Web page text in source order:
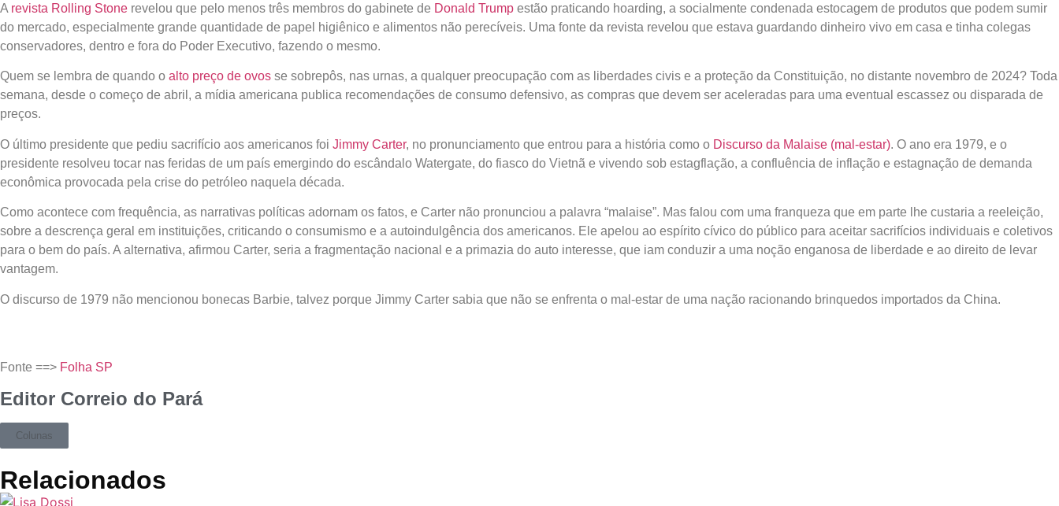
A revista Rolling Stone revelou que pelo menos três membros do gabinete de Donald Trump estão praticando hoarding, a socialmente condenada estocagem de produtos que podem sumir
do mercado, especialmente grande quantidade de papel higiênico e alimentos não perecíveis. Uma fonte da revista revelou que estava guardando dinheiro vivo em casa e tinha colegas
conservadores, dentro e fora do Poder Executivo, fazendo o mesmo.
Quem se lembra de quando o alto preço de ovos se sobrepôs, nas urnas, a qualquer preocupação com as liberdades civis e a proteção da Constituição, no distante novembro de 2024? Toda
semana, desde o começo de abril, a mídia americana publica recomendações de consumo defensivo, as compras que devem ser aceleradas para uma eventual escassez ou disparada de
preços.
O último presidente que pediu sacrifício aos americanos foi Jimmy Carter, no pronunciamento que entrou para a história como o Discurso da Malaise (mal-estar). O ano era 1979, e o
presidente resolveu tocar nas feridas de um país emergindo do escândalo Watergate, do fiasco do Vietnã e vivendo sob estagflação, a confluência de inflação e estagnação de demanda
econômica provocada pela crise do petróleo naquela década.
Como acontece com frequência, as narrativas políticas adornam os fatos, e Carter não pronunciou a palavra “malaise”. Mas falou com uma franqueza que em parte lhe custaria a reeleição,
sobre a descrença geral em instituições, criticando o consumismo e a autoindulgência dos americanos. Ele apelou ao espírito cívico do público para aceitar sacrifícios individuais e coletivos
para o bem do país. A alternativa, afirmou Carter, seria a fragmentação nacional e a primazia do auto interesse, que iam conduzir a uma noção enganosa de liberdade e ao direito de levar
vantagem.
O discurso de 1979 não mencionou bonecas Barbie, talvez porque Jimmy Carter sabia que não se enfrenta o mal-estar de uma nação racionando brinquedos importados da China.
Fonte ==> Folha SP
Editor Correio do Pará
Colunas
Relacionados